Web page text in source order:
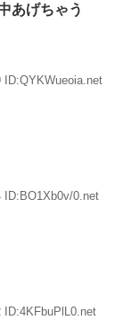
あげちゃう
ID:QYKWueoia.net
ID:BO1Xb0v/0.net
ID:4KFbuPlL0.net